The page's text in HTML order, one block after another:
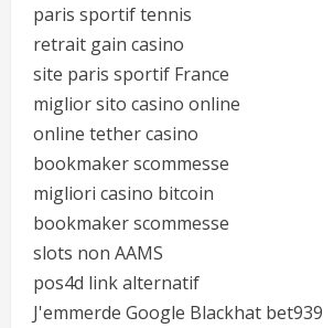
paris sportif tennis
retrait gain casino
site paris sportif France
miglior sito casino online
online tether casino
bookmaker scommesse
migliori casino bitcoin
bookmaker scommesse
slots non AAMS
pos4d link alternatif
J'emmerde Google Blackhat